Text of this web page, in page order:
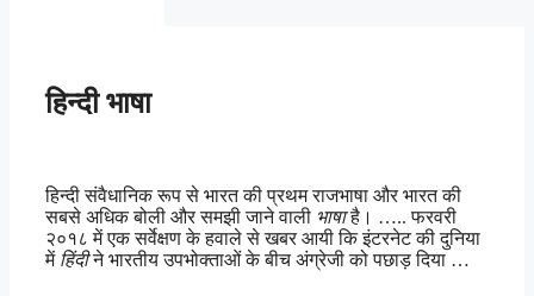
हिन्दी भाषा
हिन्दी संवैधानिक रूप से भारत की प्रथम राजभाषा और भारत की
सबसे अधिक बोली और समझी जाने वाली भाषाहै। ….. फरवरी
२०१८ में एक सर्वेक्षण के हवाले से खबर आयी कि इंटरनेट की दुनिया
में हिंदीने भारतीय उपभोक्ताओं के बीच अंग्रेजी को पछाड़ दिया …